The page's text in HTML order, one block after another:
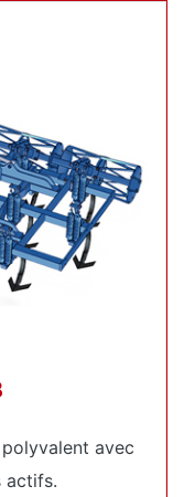
avec
actifs.